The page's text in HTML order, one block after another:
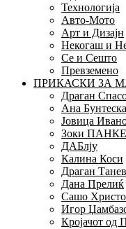
Технологија
Авто-Мото
Арт и Дизајн
Некогаш и
Се и Сешто
Превземено
ПРИКАСКИ ЗА
Драган
Ана Бунтеска
Јовица
Зоки
ДАБлју
Калина Коси
Драган
Дана Прелиќ
Сашо
Игор
Кројачот од